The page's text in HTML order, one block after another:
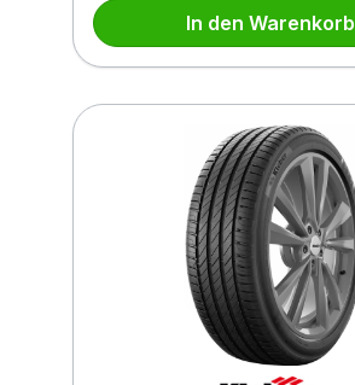
In den Warenkorb